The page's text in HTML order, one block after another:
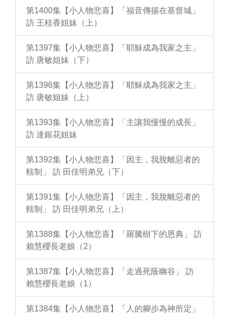
第1400集【小人物悲喜】「福音傳揚在基督城」
訪 王桂香姐妹（上）
第1397集【小人物悲喜】「耶穌成為我家之主」
訪 唐敏姐妹（下）
第1396集【小人物悲喜】「耶穌成為我家之主」
訪 唐敏姐妹（上）
第1393集【小人物悲喜】「主讓我慢慢的成長」
訪 達銀花姐妹
第1392集【小人物悲喜】「因主，我脫離惡者的
轄制」 訪 田佳明弟兄（下）
第1391集【小人物悲喜】「因主，我脫離惡者的
轄制」 訪 田佳明弟兄（上）
第1388集【小人物悲喜】「羅騰樹下的恩典」 訪
賴慧櫻長老娘（2）
第1387集【小人物悲喜】「走過死蔭幽谷」 訪
賴慧櫻長老娘（1）
第1384集【小人物悲喜】「人的腳步為神所定」